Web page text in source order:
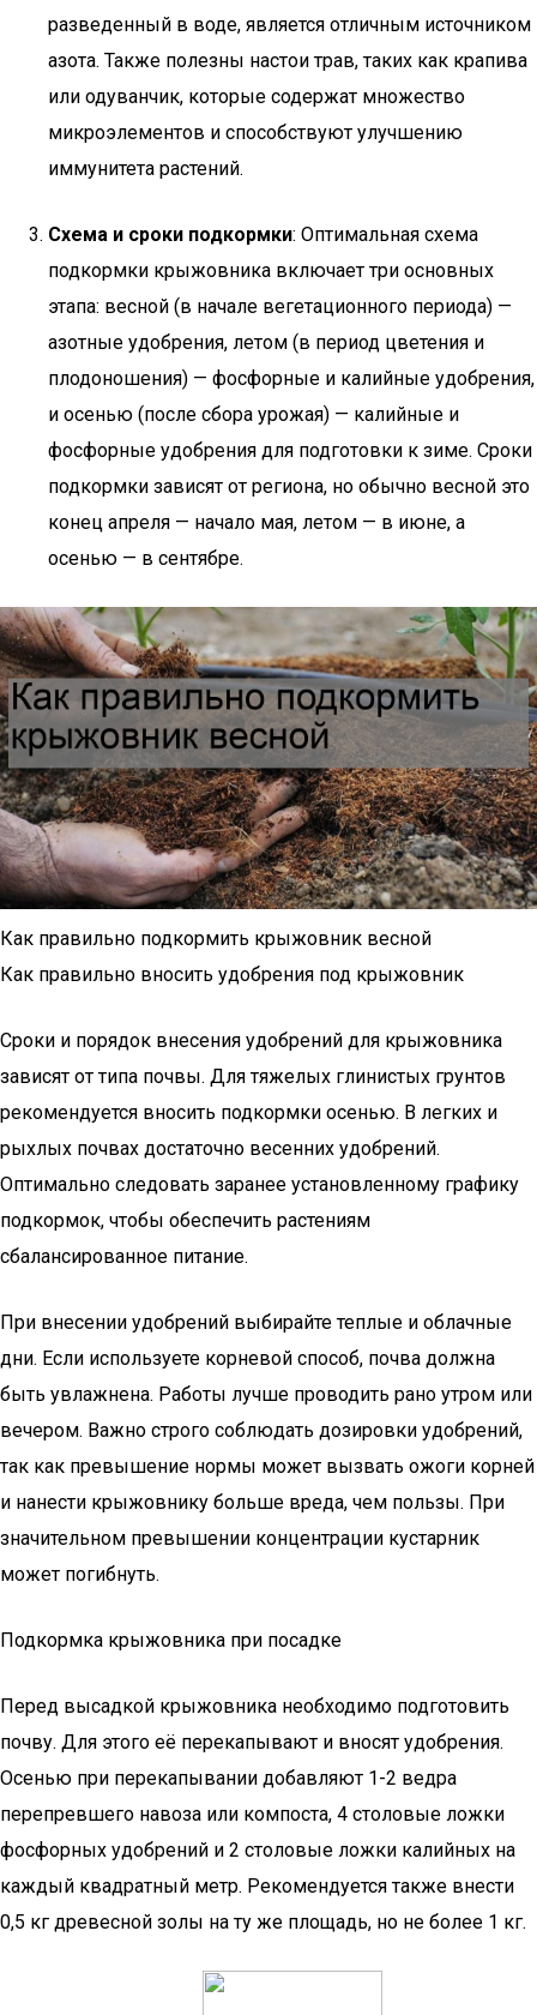
разведенный в воде, является отличным источником
азота. Также полезны настои трав, таких как крапива
или одуванчик, которые содержат множество
микроэлементов и способствуют улучшению
иммунитета растений.
Схема и сроки подкормки: Оптимальная схема
подкормки крыжовника включает три основных
этапа: весной (в начале вегетационного периода) —
азотные удобрения, летом (в период цветения и
плодоношения) — фосфорные и калийные удобрения,
и осенью (после сбора урожая) — калийные и
фосфорные удобрения для подготовки к зиме. Сроки
подкормки зависят от региона, но обычно весной это
конец апреля — начало мая, летом — в июне, а
осенью — в сентябре.
Как правильно подкормить крыжовник весной
Как правильно вносить удобрения под крыжовник
Сроки и порядок внесения удобрений для крыжовника
зависят от типа почвы. Для тяжелых глинистых грунтов
рекомендуется вносить подкормки осенью. В легких и
рыхлых почвах достаточно весенних удобрений.
Оптимально следовать заранее установленному графику
подкормок, чтобы обеспечить растениям
сбалансированное питание.
При внесении удобрений выбирайте теплые и облачные
дни. Если используете корневой способ, почва должна
быть увлажнена. Работы лучше проводить рано утром или
вечером. Важно строго соблюдать дозировки удобрений,
так как превышение нормы может вызвать ожоги корней
и нанести крыжовнику больше вреда, чем пользы. При
значительном превышении концентрации кустарник
может погибнуть.
Подкормка крыжовника при посадке
Перед высадкой крыжовника необходимо подготовить
почву. Для этого её перекапывают и вносят удобрения.
Осенью при перекапывании добавляют 1-2 ведра
перепревшего навоза или компоста, 4 столовые ложки
фосфорных удобрений и 2 столовые ложки калийных на
каждый квадратный метр. Рекомендуется также внести
0,5 кг древесной золы на ту же площадь, но не более 1 кг.